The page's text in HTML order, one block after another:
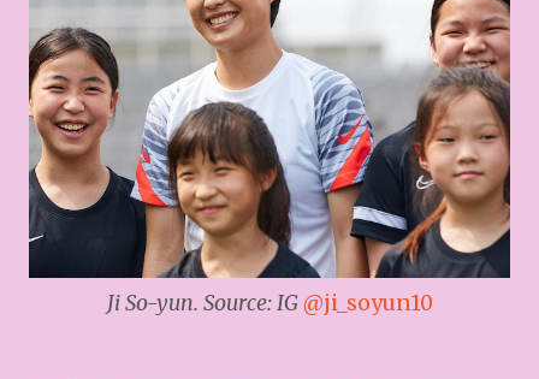
Ji So-yun. Source: IG@ji_soyun10